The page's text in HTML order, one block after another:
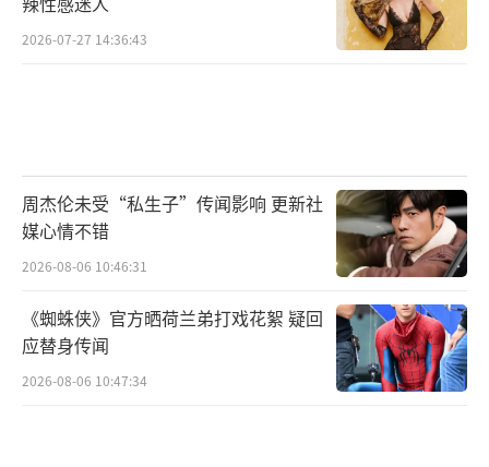
2026-07-27 14:36:43
周杰伦未受“私生子”传闻影响 更新社
媒心情不错
2026-08-06 10:46:31
《蜘蛛侠》官方晒荷兰弟打戏花絮 疑回
应替身传闻
2026-08-06 10:47:34